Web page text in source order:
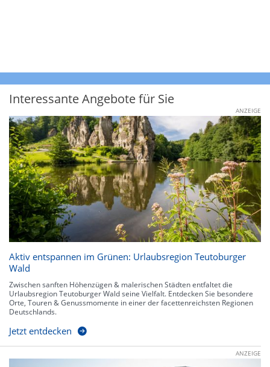
Interessante Angebote für Sie
ANZEIGE
Aktiv entspannen im Grünen: Urlaubsregion Teutoburger
Wald
Zwischen sanften Höhenzügen & malerischen Städten entfaltet die
Urlaubsregion Teutoburger Wald seine Vielfalt. Entdecken Sie besondere
Orte, Touren & Genussmomente in einer der facettenreichsten Regionen
Deutschlands.
Jetzt entdecken
ANZEIGE